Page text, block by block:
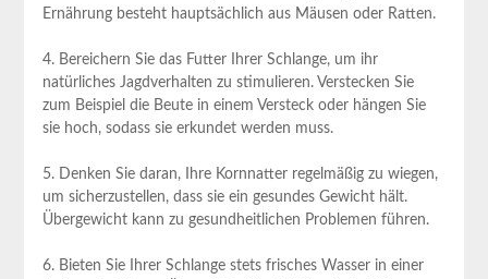
Ernährung besteht hauptsächlich aus Mäusen oder Ratten.
4. Bereichern Sie das Futter Ihrer Schlange, um ihr
natürliches Jagdverhalten zu stimulieren. Verstecken Sie
zum Beispiel die Beute in einem Versteck oder hängen Sie
sie hoch, sodass sie erkundet werden muss.
5. Denken Sie daran, Ihre Kornnatter regelmäßig zu wiegen,
um sicherzustellen, dass sie ein gesundes Gewicht hält.
Übergewicht kann zu gesundheitlichen Problemen führen.
6. Bieten Sie Ihrer Schlange stets frisches Wasser in einer